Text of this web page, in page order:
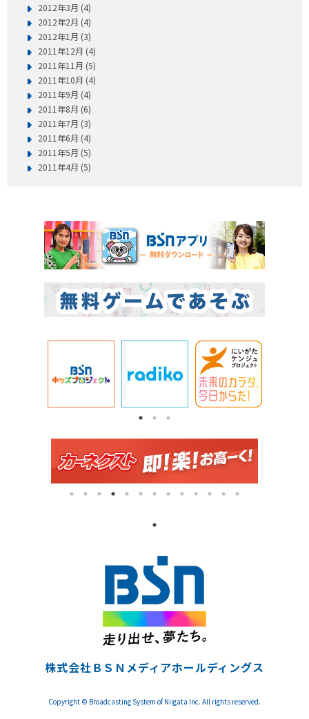
2012年3月 (4)
2012年2月 (4)
2012年1月 (3)
2011年12月 (4)
2011年11月 (5)
2011年10月 (4)
2011年9月 (4)
2011年8月 (6)
2011年7月 (3)
2011年6月 (4)
2011年5月 (5)
2011年4月 (5)
株式会社ＢＳＮメディアホールディングス
Copyright © Broadcasting System of Niigata Inc. All rights reserved.